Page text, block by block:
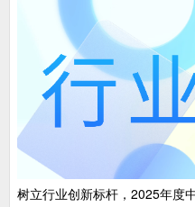
树立行业创新标杆，2025年度